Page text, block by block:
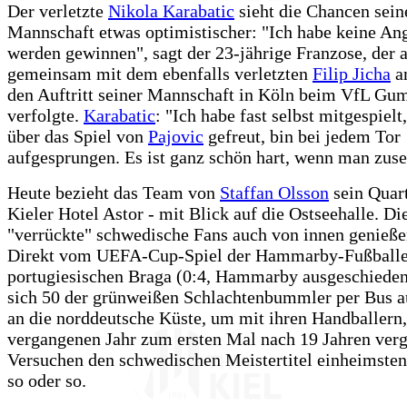
Der verletzte Nikola Karabatic sieht die Chancen
Mannschaft etwas optimistischer: "Ich habe keine
werden gewinnen", sagt der 23-jährige Franzose, der
gemeinsam mit dem ebenfalls verletzten Filip Jicha
den Auftritt seiner Mannschaft in Köln beim VfL
verfolgte. Karabatic: "Ich habe fast selbst
über das Spiel von Pajovic gefreut, bin bei jedem Tor
aufgesprungen. Es ist ganz schön hart, wenn man
Heute bezieht das Team von Staffan Olsson sein
Kieler Hotel Astor - mit Blick auf die Ostseehalle.
"verrückte" schwedische Fans auch von innen
Direkt vom UEFA-Cup-Spiel der Hammarby-
portugiesischen Braga (0:4, Hammarby
sich 50 der grünweißen Schlachtenbummler per Bus
an die norddeutsche Küste, um mit ihren
vergangenen Jahr zum ersten Mal nach 19 Jahren
Versuchen den schwedischen Meistertitel
so oder so.